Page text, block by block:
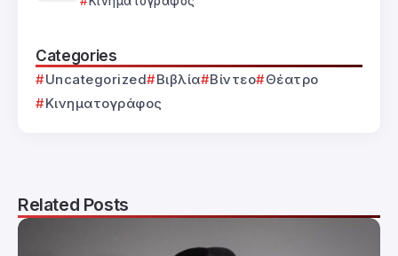
Categories
Uncategorized Βιβλία Βίντεο
Θέατρο
Κινηματογράφος
Related Posts